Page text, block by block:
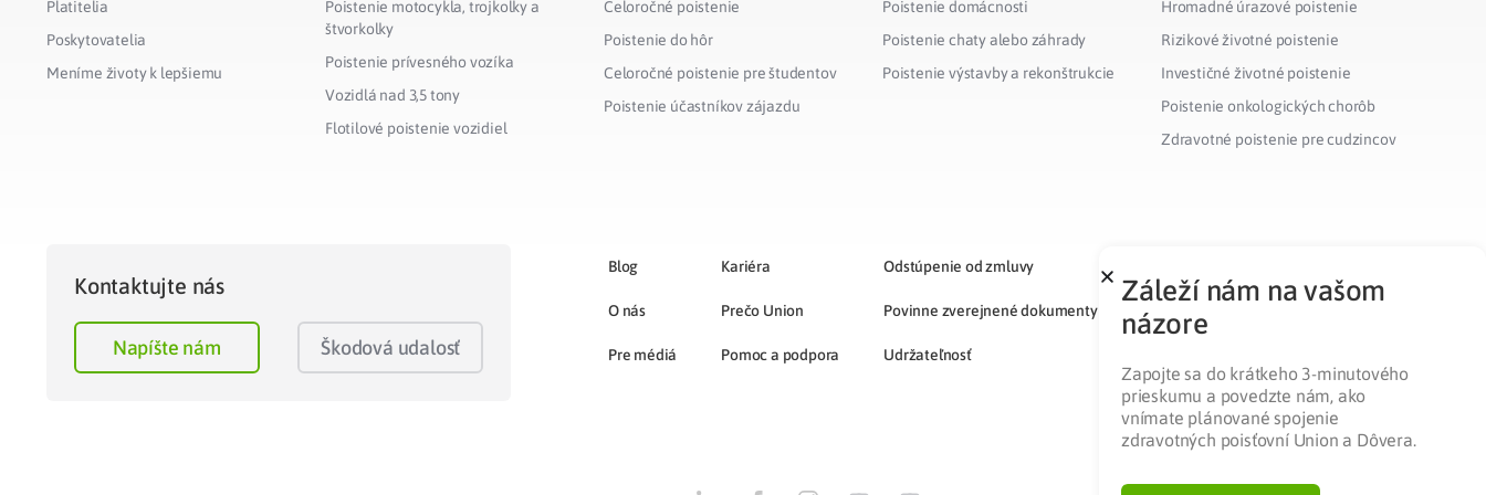
Platitelia
Poskytovatelia
Meníme životy k lepšiemu
Poistenie motocykla, trojkolky a
štvorkolky
Poistenie prívesného vozíka
Vozidlá nad 3,5 tony
Flotilové poistenie vozidiel
Celoročné poistenie
Poistenie do hôr
Celoročné poistenie pre študentov
Poistenie účastníkov zájazdu
Poistenie domácnosti
Poistenie chaty alebo záhrady
Poistenie výstavby a rekonštrukcie
Hromadné úrazové poistenie
Rizikové životné poistenie
Investičné životné poistenie
Poistenie onkologických chorôb
Zdravotné poistenie pre cudzincov
Kontaktujte nás
Napíšte nám Škodová udalosť
Blog
O nás
Pre médiá
Kariéra
Prečo Union
Pomoc a podpora
Odstúpenie od zmluvy
Povinne zverejnené dokumenty
Udržateľnosť
Záleží nám na vašom
názore
Zapojte sa do krátkeho 3-minutového
prieskumu a povedzte nám, ako
vnímate plánované spojenie
zdravotných poisťovní Union a Dôvera.